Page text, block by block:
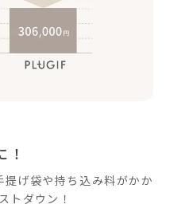
！
げ袋や持ち込み料がかか
トダウン！